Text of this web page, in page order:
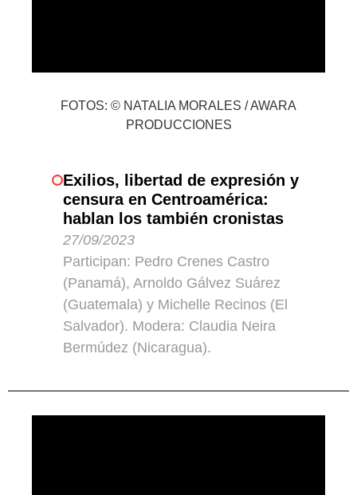
FOTOS: © NATALIA MORALES / AWARA
PRODUCCIONES
Exilios, libertad de expresión y
censura en Centroamérica:
hablan los también cronistas
27/09/2023
Participan: Pedro Crenes Castro
(Panamá), Arnoldo Gálvez Suárez
(Guatemala) y Michelle Recinos (El
Salvador). Modera: Claudia Neira
Bermúdez (Nicaragua).